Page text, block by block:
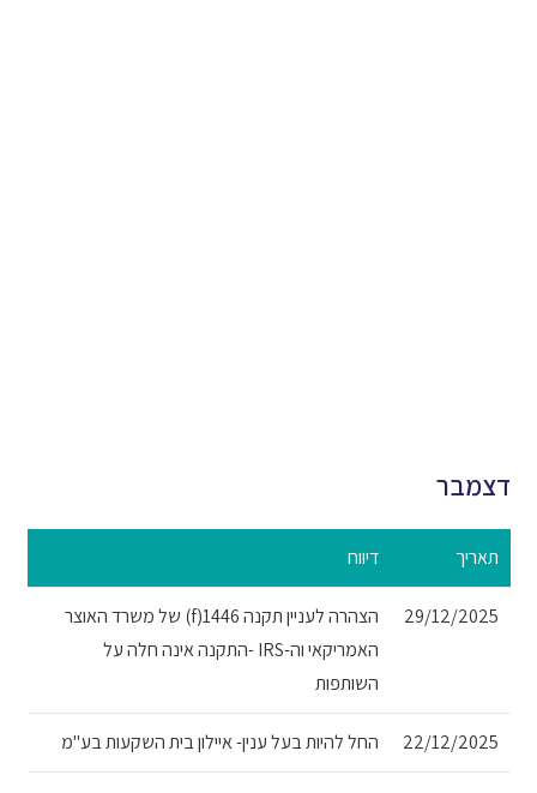
דצמבר
תאריך דיווח
29/12/2025
הצהרה לעניין תקנה 1446(f) של משרד האוצר
האמריקאי וה-IRS -התקנה אינה חלה על
השותפות
22/12/2025 החל להיות בעל ענין- איילון בית השקעות בע"מ